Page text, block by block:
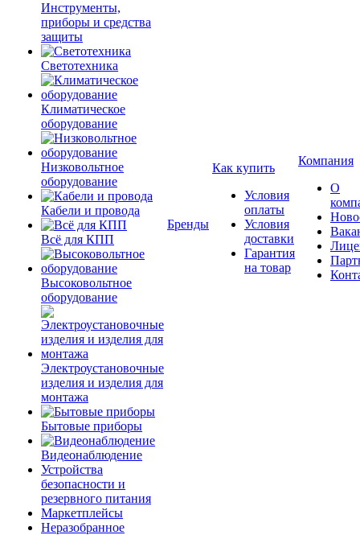
Инструменты,
приборы и средства
защиты
Светотехника
Климатическое
оборудование
Низковольтное
оборудование
Кабели и провода
Всё для КПП
Высоковольтное
оборудование
Электроустановочные
изделия и изделия для
монтажа
Бытовые приборы
Видеонаблюдение
Устройства
безопасности и
резервного питания
Маркетплейсы
Неразобранное
Бренды
Как купить
Условия
оплаты
Условия
доставки
Гарантия
на товар
Компания
О